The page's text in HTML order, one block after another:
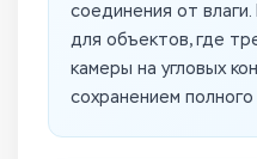
соединения от
для объектов, где
камеры на угловых
сохранением